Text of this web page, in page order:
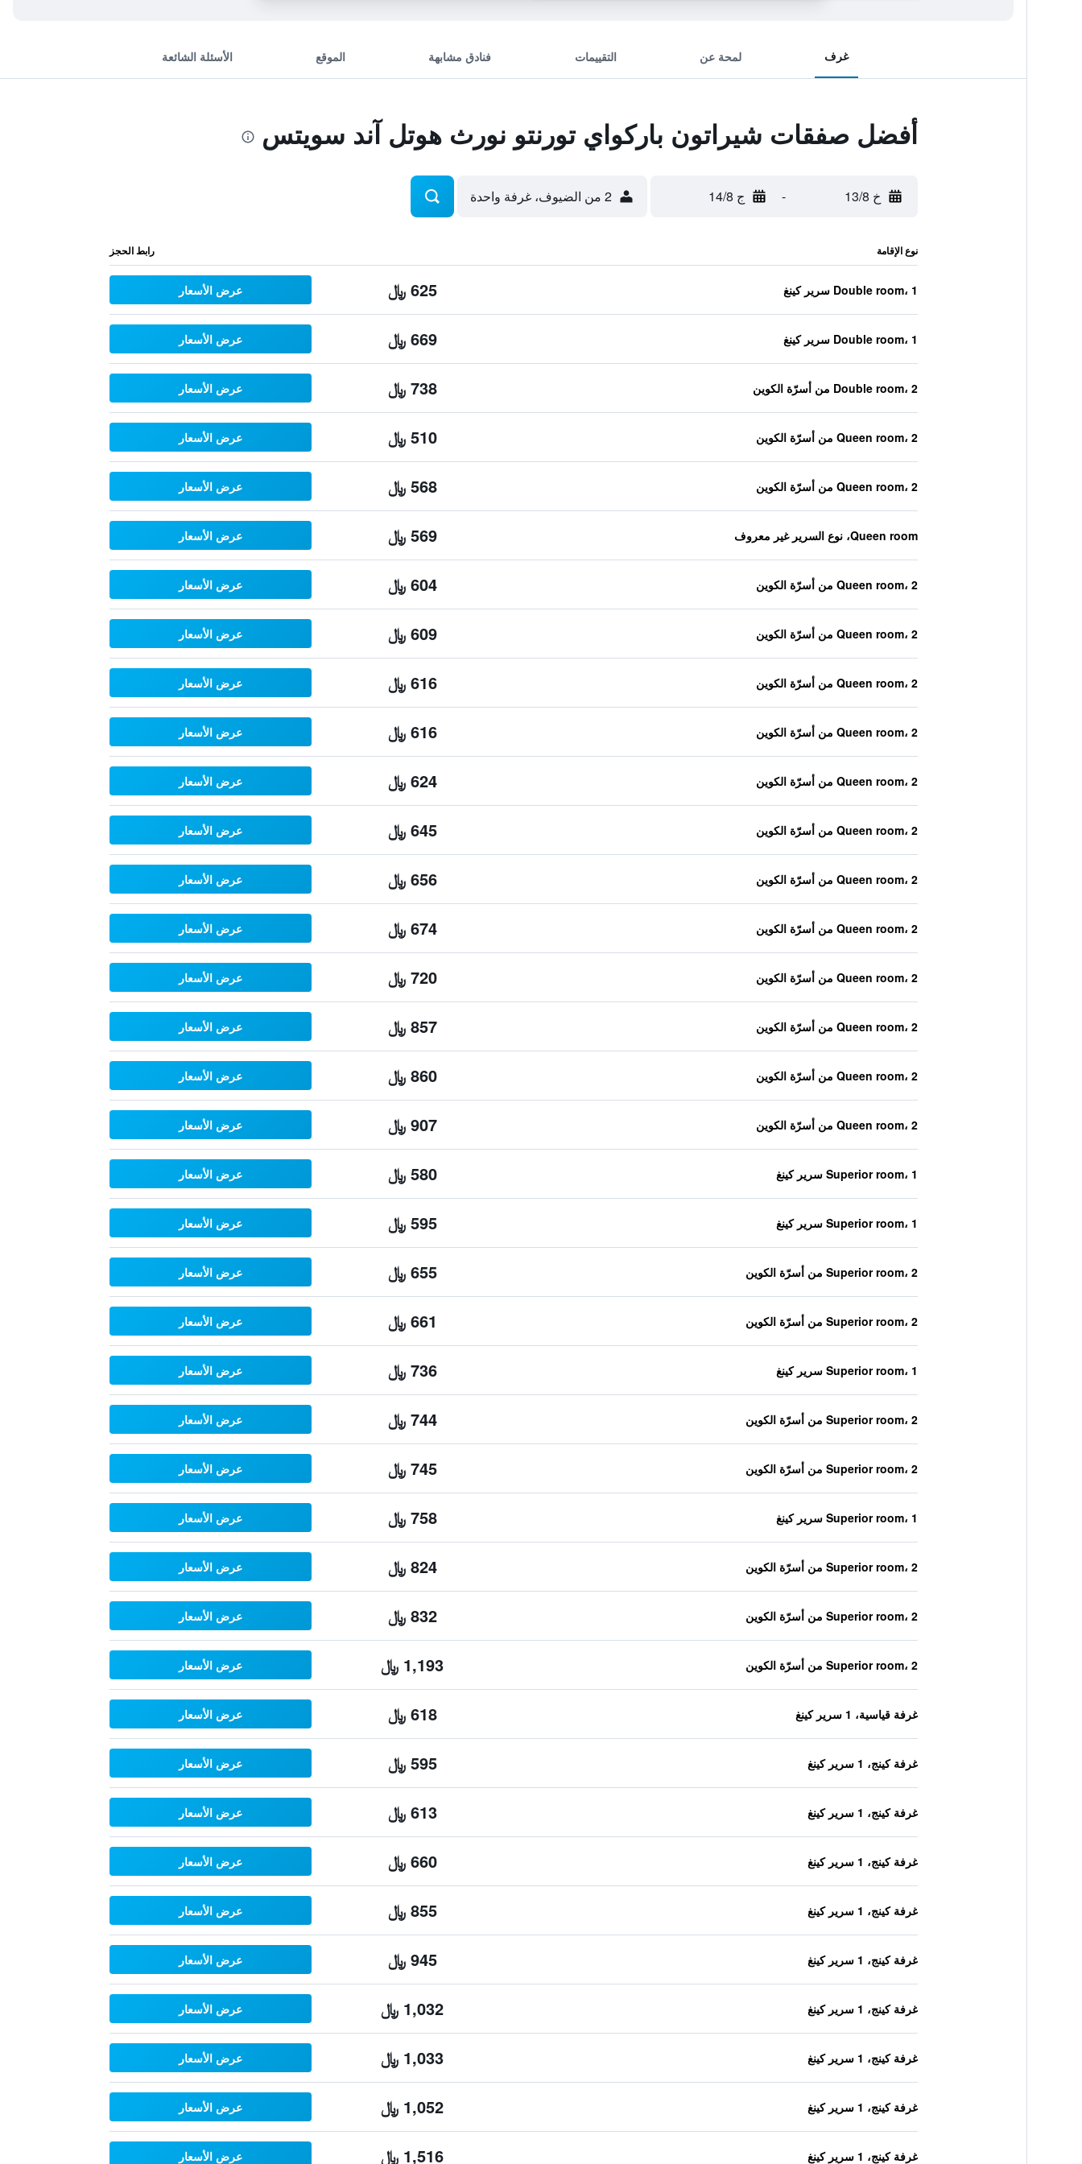
غرف لمحة عن التقييمات فنادق مشابهة الموقع الأسئلة الشائعة
أفضل صفقات شيراتون باركواي تورنتو نورث هوتل آند سويتس
خ 13/8 - ج 14/8 2 من الضيوف، غرفة واحدة
نوع الإقامة رابط الحجز
Double room، 1 سرير كينغ 625 ﷼ عرض الأسعار
Double room، 1 سرير كينغ 669 ﷼ عرض الأسعار
Double room، 2 من أسرّة الكوين 738 ﷼ عرض الأسعار
Queen room، 2 من أسرّة الكوين 510 ﷼ عرض الأسعار
Queen room، 2 من أسرّة الكوين 568 ﷼ عرض الأسعار
Queen room، نوع السرير غير معروف 569 ﷼ عرض الأسعار
Queen room، 2 من أسرّة الكوين 604 ﷼ عرض الأسعار
Queen room، 2 من أسرّة الكوين 609 ﷼ عرض الأسعار
Queen room، 2 من أسرّة الكوين 616 ﷼ عرض الأسعار
Queen room، 2 من أسرّة الكوين 616 ﷼ عرض الأسعار
Queen room، 2 من أسرّة الكوين 624 ﷼ عرض الأسعار
Queen room، 2 من أسرّة الكوين 645 ﷼ عرض الأسعار
Queen room، 2 من أسرّة الكوين 656 ﷼ عرض الأسعار
Queen room، 2 من أسرّة الكوين 674 ﷼ عرض الأسعار
Queen room، 2 من أسرّة الكوين 720 ﷼ عرض الأسعار
Queen room، 2 من أسرّة الكوين 857 ﷼ عرض الأسعار
Queen room، 2 من أسرّة الكوين 860 ﷼ عرض الأسعار
Queen room، 2 من أسرّة الكوين 907 ﷼ عرض الأسعار
Superior room، 1 سرير كينغ 580 ﷼ عرض الأسعار
Superior room، 1 سرير كينغ 595 ﷼ عرض الأسعار
Superior room، 2 من أسرّة الكوين 655 ﷼ عرض الأسعار
Superior room، 2 من أسرّة الكوين 661 ﷼ عرض الأسعار
Superior room، 1 سرير كينغ 736 ﷼ عرض الأسعار
Superior room، 2 من أسرّة الكوين 744 ﷼ عرض الأسعار
Superior room، 2 من أسرّة الكوين 745 ﷼ عرض الأسعار
Superior room، 1 سرير كينغ 758 ﷼ عرض الأسعار
Superior room، 2 من أسرّة الكوين 824 ﷼ عرض الأسعار
Superior room، 2 من أسرّة الكوين 832 ﷼ عرض الأسعار
Superior room، 2 من أسرّة الكوين 1,193 ﷼ عرض الأسعار
غرفة قياسية، 1 سرير كينغ 618 ﷼ عرض الأسعار
غرفة كينج، 1 سرير كينغ 595 ﷼ عرض الأسعار
غرفة كينج، 1 سرير كينغ 613 ﷼ عرض الأسعار
غرفة كينج، 1 سرير كينغ 660 ﷼ عرض الأسعار
غرفة كينج، 1 سرير كينغ 855 ﷼ عرض الأسعار
غرفة كينج، 1 سرير كينغ 945 ﷼ عرض الأسعار
غرفة كينج، 1 سرير كينغ 1,032 ﷼ عرض الأسعار
غرفة كينج، 1 سرير كينغ 1,033 ﷼ عرض الأسعار
غرفة كينج، 1 سرير كينغ 1,052 ﷼ عرض الأسعار
غرفة كينج، 1 سرير كينغ 1,516 ﷼ عرض الأسعار